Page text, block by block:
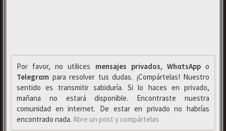
Por favor, no utilices mensajes privados, WhαtsAppo
Telegrαm para resolver tus dudas. ¡Compártelas! Nuestro
sentido es transmitir sabiduría. Si lo haces en privado,
mañana no estará disponible. Encontraste nuestra
comunidad en internet. De estar en privado no habrías
encontrado nada. Abre un post y compártelas